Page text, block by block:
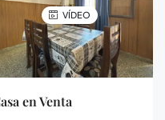
VÍDEO
en Venta